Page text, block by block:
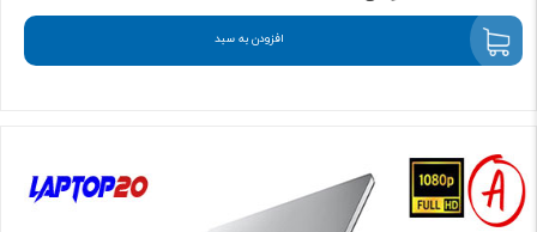
افزودن به سبد